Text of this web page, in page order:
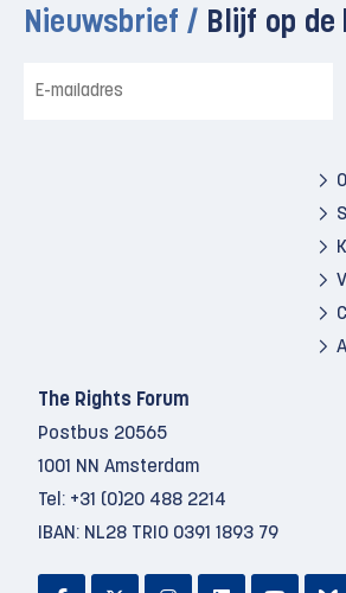
Nieuwsbrief / Blijf op de
mailadres
The Rights Forum
Postbus 20565
1001 NN Amsterdam
Tel: +31 (0)20 488 2214
IBAN: NL28 TRIO 0391 1893 79